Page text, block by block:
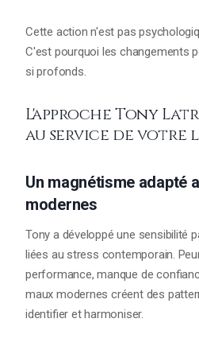
Cette action n'est pas
C'est pourquoi les changements
si profonds.
L'approche Tony
au service de
Un magnétisme adapté
modernes
Tony a développé une sensibilité
liées au stress contemporain.
performance, manque de
maux modernes créent des
identifier et harmoniser.